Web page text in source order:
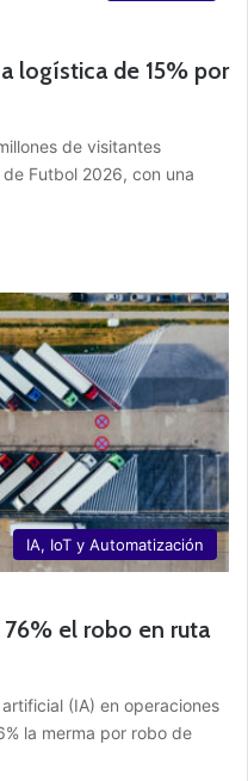
logística de 15% por
de visitantes
Futbol 2026, con una
IA, IoT y Automatización
el robo en ruta
(IA) en operaciones
la merma por robo de